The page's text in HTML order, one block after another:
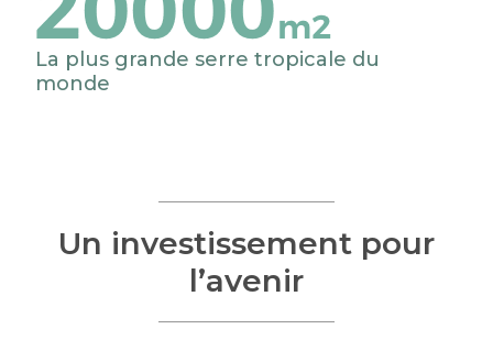
La plus grande serre tropicale du
monde
Un investissement pour
l’avenir